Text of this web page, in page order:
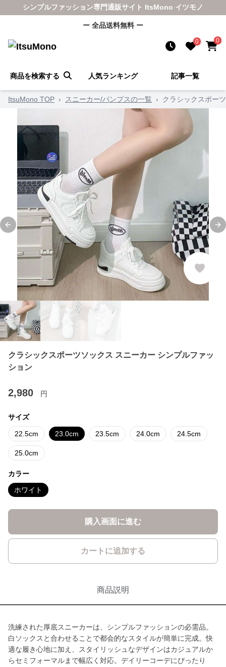
シンプルファッション専門通販サイト ItsMono イツモノ
ー 全品送料無料 ー
0 0
商品を検索する 人気ランキング 記事一覧
ItsuMono TOP › スニーカー/パンプスの一覧 › クラシックスポー
Previous slide
クラシックスポーツソックス スニーカー シンプルファッ
ション
2,980 円
サイズ
22.5cm 23.0cm 23.5cm 24.0cm 24.5cm
25.0cm
カラー
ホワイト
購入画面に進む
カートに追加する
商品説明
洗練された厚底スニーカーは、シンプルファッションの必需品。
白ソックスと合わせることで都会的なスタイルが簡単に完成。快
適な履き心地に加え、スタイリッシュなデザインはカジュアルか
らセミフォーマルまで幅広く対応。デイリーコーデにぴったり